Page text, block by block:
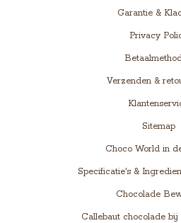
Garantie &
Privacy
Verzenden &
Sitemap
Choco World in
Specificatie's &
Chocolade
Callebaut chocolade